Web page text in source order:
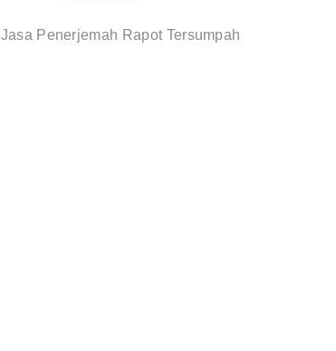
Jasa Penerjemah Rapot Tersumpah